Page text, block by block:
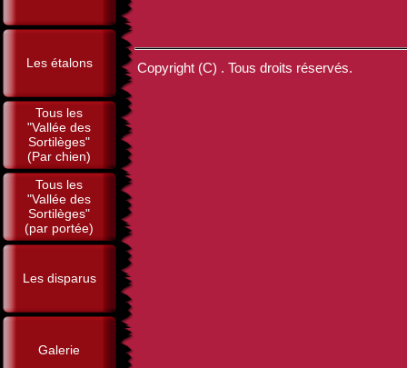
Les étalons
Tous les
"Vallée des
Sortilèges"
(Par chien)
Tous les
"Vallée des
Sortilèges"
(par portée)
Les disparus
Galerie
Copyright (C) . Tous droits réservés.